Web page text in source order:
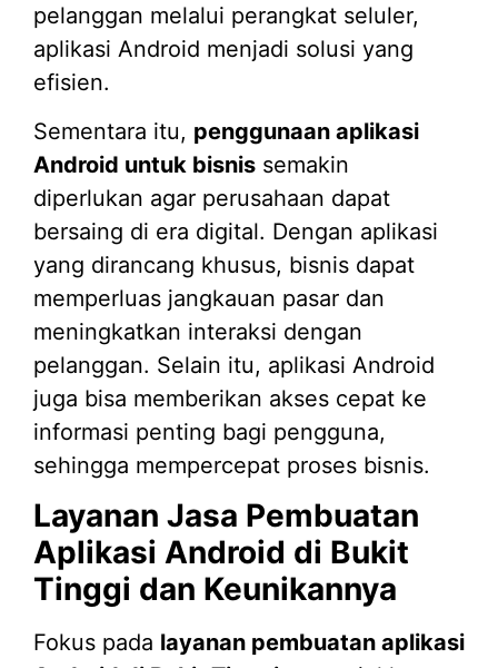
pelanggan melalui perangkat seluler,
aplikasi Android menjadi solusi yang
efisien.
Sementara itu, penggunaan aplikasi
Android untuk bisnis semakin
diperlukan agar perusahaan dapat
bersaing di era digital. Dengan aplikasi
yang dirancang khusus, bisnis dapat
memperluas jangkauan pasar dan
meningkatkan interaksi dengan
pelanggan. Selain itu, aplikasi Android
juga bisa memberikan akses cepat ke
informasi penting bagi pengguna,
sehingga mempercepat proses bisnis.
Layanan Jasa Pembuatan
Aplikasi Android di Bukit
Tinggi dan Keunikannya
Fokus pada layanan pembuatan aplikasi